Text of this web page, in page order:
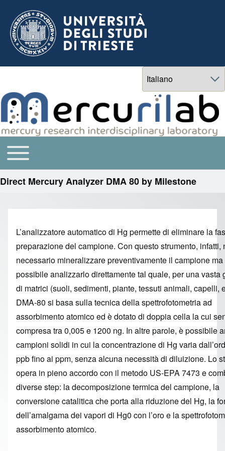
Select your language
Navigazione principale
Toggle main menu
Direct Mercury Analyzer DMA 80 by Milestone
L’analizzatore automatico di Hg permette di eliminare la
preparazione del campione. Con questo strumento, infatti,
necessario mineralizzare preventivamente il campione ma
possibile analizzarlo direttamente tal quale, per una vasta
di matrici (suoli, sedimenti, piante, tessuti animali, capelli,
DMA-80 si basa sulla tecnica della spettrofotometria ad
assorbimento atomico ed è dotato di doppia cella la cui
compresa tra 0,005 e 1200 ng. In altre parole, è possibile
campioni solidi in cui la concentrazione di Hg varia
ppb fino ai ppm, senza alcuna necessità di diluizione. Lo
opera in pieno accordo con il metodo US-EPA 7473 e
diverse step: la decomposizione termica del campione, la
conversione catalitica che porta alla riduzione del Hg, la
dell’amalgama dei vapori di Hg0 con l’oro e la
assorbimento atomico.